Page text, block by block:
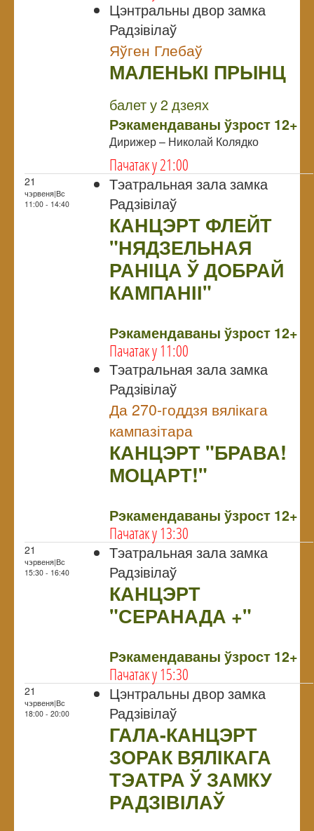
Цэнтральны двор замка
Радзівілаў
Яўген Глебаў
МАЛЕНЬКІ ПРЫНЦ
балет у 2 дзеях
Рэкамендаваны ўзрост 12+
Дирижер – Николай Колядко
Пачатак у 21:00
21
чэрвеня|Вс
11:00 - 14:40
Тэатральная зала замка
Радзівілаў
КАНЦЭРТ ФЛЕЙТ
"НЯДЗЕЛЬНАЯ
РАНІЦА Ў ДОБРАЙ
КАМПАНІІ"
Рэкамендаваны ўзрост 12+
Пачатак у 11:00
Тэатральная зала замка
Радзівілаў
Да 270-годдзя вялікага
кампазітара
КАНЦЭРТ "БРАВА!
МОЦАРТ!"
Рэкамендаваны ўзрост 12+
Пачатак у 13:30
21
чэрвеня|Вс
15:30 - 16:40
Тэатральная зала замка
Радзівілаў
КАНЦЭРТ
"СЕРАНАДА +"
Рэкамендаваны ўзрост 12+
Пачатак у 15:30
21
чэрвеня|Вс
18:00 - 20:00
Цэнтральны двор замка
Радзівілаў
ГАЛА-КАНЦЭРТ
ЗОРАК ВЯЛІКАГА
ТЭАТРА Ў ЗАМКУ
РАДЗІВІЛАЎ